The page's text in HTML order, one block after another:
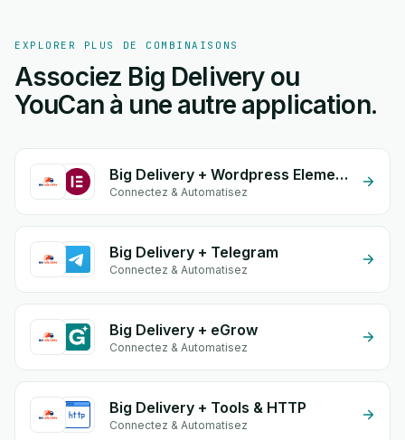
EXPLORER PLUS DE COMBINAISONS
Associez Big Delivery ou
YouCan à une autre application.
Big Delivery + Wordpress Elementor
Connectez & Automatisez
Big Delivery + Telegram
Connectez & Automatisez
Big Delivery + eGrow
Connectez & Automatisez
Big Delivery + Tools & HTTP
Connectez & Automatisez